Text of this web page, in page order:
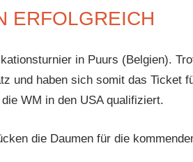
ERFOLGREICH
in Puurs (Belgien).
und haben sich somit das Ticket
WM in den USA qualifiziert.
die Daumen für die